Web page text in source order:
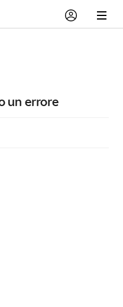
un errore